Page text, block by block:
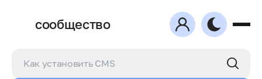
сообщество